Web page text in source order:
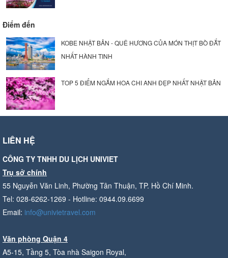
Điểm đến
KOBE NHẬT BẢN - QUÊ HƯƠNG CỦA MÓN THỊT BÒ ĐẮT
NHẤT HÀNH TINH
TOP 5 ĐIỂM NGẮM HOA CHI ANH ĐẸP NHẤT NHẬT BẢN
LIÊN HỆ
CÔNG TY TNHH DU LỊCH UNIVIET
Trụ sở chính
55 Nguyễn Văn Linh, Phường Tân Thuận, TP. Hồ Chí Minh.
Tel: 028-6262-1269 - Hotline: 0944.09.6699
Email: info@univietravel.com
Văn phòng Quận 4
A5-15, Tầng 5, Tòa nhà Saigon Royal,